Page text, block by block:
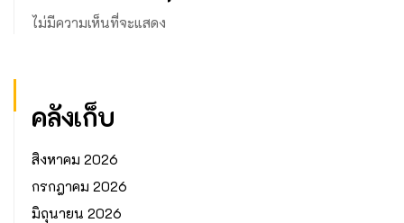
ไม่มีความเห็นที่จะแสดง
คลังเก็บ
สิงหาคม 2026
กรกฎาคม 2026
มิถุนายน 2026